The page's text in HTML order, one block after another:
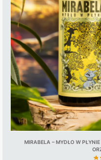
MIRABELA – MYDŁO W